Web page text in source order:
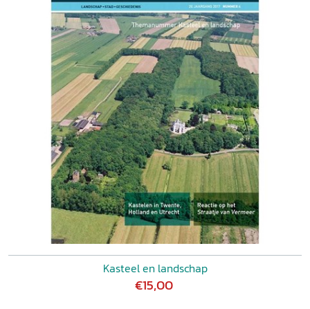
Kasteel en landschap
€15,00